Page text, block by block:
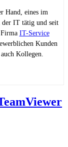
Hand, eines im
der IT tätig und seit
IT-Service
Kunden
Kollegen.